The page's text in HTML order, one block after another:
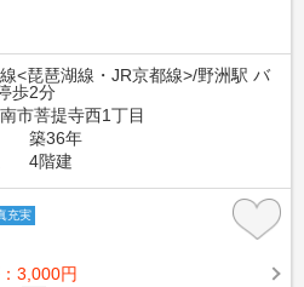
<琵琶湖線・JR京都線>/野洲駅 バ
歩2分
市菩提寺西1丁目
築36年
4階建
充実
3,000円